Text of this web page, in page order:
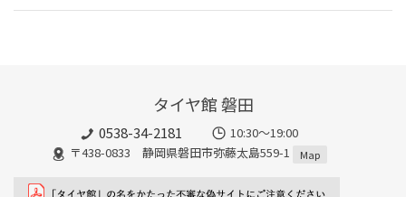
タイヤ館 磐田
0538-34-2181
10:30～19:00
〒438-0833 静岡県磐田市弥藤太島559-1
Map